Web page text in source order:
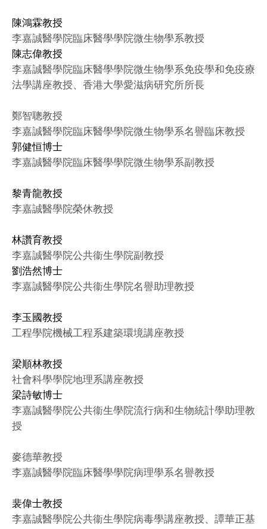
陳鴻霖教授
李嘉誠醫學院臨床醫學學院微生物學系教授
陳志偉教授
李嘉誠醫學院臨床醫學學院微生物學系免疫學和免疫療
法學講座教授、香港大學愛滋病研究所所長
鄭智聰教授
李嘉誠醫學院臨床醫學學院微生物學系名譽臨床教授
郭健恒博士
李嘉誠醫學院臨床醫學學院微生物學系副教授
黎青龍教授
李嘉誠醫學院榮休教授
林讚育教授
李嘉誠醫學院公共衞生學院副教授
劉浩然博士
李嘉誠醫學院公共衞生學院名譽助理教授
李玉國教授
工程學院機械工程系建築環境講座教授
梁順林教授
社會科學學院地理系講座教授
梁詩敏博士
李嘉誠醫學院公共衞生學院流行病和生物統計學助理教
授
麥德華教授
李嘉誠醫學院臨床醫學學院病理學系名譽教授
裴偉士教授
李嘉誠醫學院公共衞生學院病毒學講座教授、譚華正基